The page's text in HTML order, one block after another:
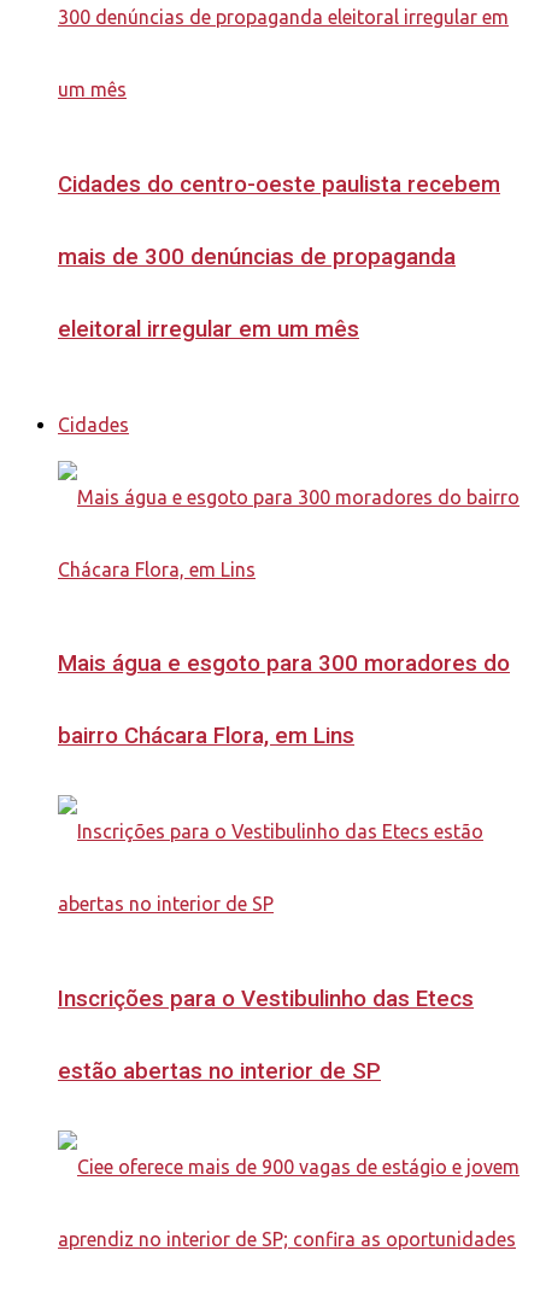
Cidades do centro-oeste paulista recebem
mais de 300 denúncias de propaganda
eleitoral irregular em um mês
Cidades
Mais água e esgoto para 300 moradores do
bairro Chácara Flora, em Lins
Inscrições para o Vestibulinho das Etecs
estão abertas no interior de SP